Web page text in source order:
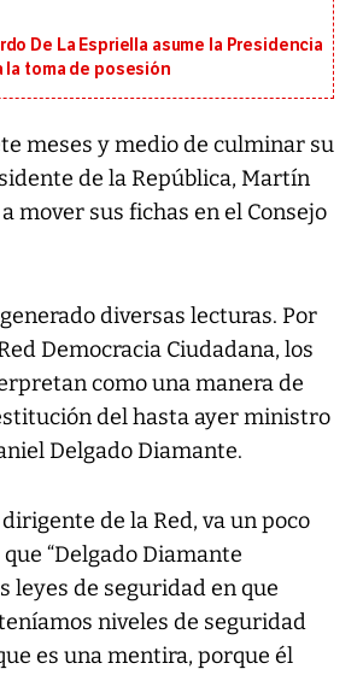
De La Espriella asume la Presidencia
la toma de posesión
meses y medio de culminar su
de la República, Martín
mover sus fichas en el Consejo
diversas lecturas. Por
Democracia Ciudadana, los
como una manera de
del hasta ayer ministro
Delgado Diamante.
de la Red, va un poco
“Delgado Diamante
leyes de seguridad en que
niveles de seguridad
es una mentira, porque él